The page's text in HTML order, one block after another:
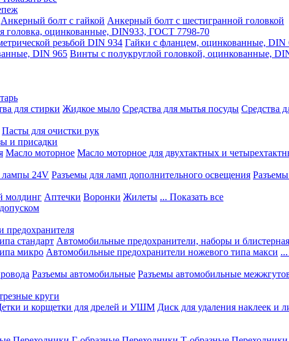
Анкерный болт с гайкой Анкерный болт с шестигранной головкой
головка, оцинкованные, DIN933, ГОСТ 7798-70
резьбой DIN 934 Гайки с фланцем, оцинкованные, DIN
DIN 965 Винты с полукруглой головкой, оцинкованные,
для стирки Жидкое мыло Средства для мытья посуды Средства
Пасты для очистки рук
и присадки
Масло моторное Масло моторное для двухтактных и
лампы 24V Разъемы для ламп дополнительного освещения
молдинг Аптечки Воронки Жилеты ... Показать все
предохранителя
стандарт Автомобильные предохранители, наборы и
микро Автомобильные предохранители ножевого типа макси
Разъемы автомобильные Разъемы автомобильные
круги
и корщетки для дрелей и УШМ Диск для удаления наклеек и